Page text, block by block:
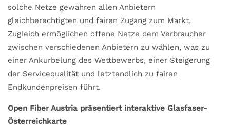
solche Netze gewähren allen Anbietern
gleichberechtigten und fairen Zugang zum Markt.
Zugleich ermöglichen offene Netze dem Verbraucher
zwischen verschiedenen Anbietern zu wählen, was zu
einer Ankurbelung des Wettbewerbs, einer Steigerung
der Servicequalität und letztendlich zu fairen
Endkundenpreisen führt.
Open Fiber Austria präsentiert interaktive Glasfaser-
Österreichkarte